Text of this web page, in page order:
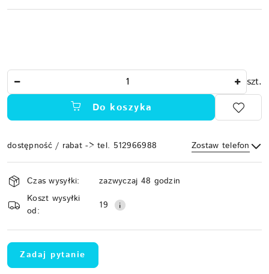
szt.
Do koszyka
dostępność / rabat -> tel. 512966988 Zostaw telefon
Wyślij
Dostępność
i
dostawa
Czas wysyłki:
zazwyczaj 48 godzin
Koszt wysyłki
od:
19
Zadaj pytanie